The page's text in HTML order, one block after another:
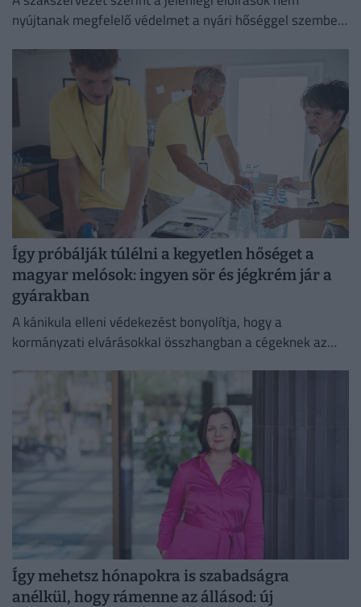
nyújtanak megfelelő védelmet a nyári hőséggel szemben,
védelmében.
Így próbálják túlélni a kegyetlen hőséget a
magyar melósok: ingyen sör és jégkrém jár a
gyárakban
A kánikula elleni védekezést bonyolítja, hogy a
kormányzati elvárásokkal összhangban a cégeknek az
Így mehetsz hónapokra is szabadságra
anélkül, hogy rámenne az állásod: új